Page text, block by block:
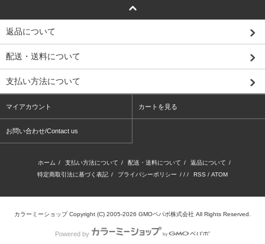
返品について
配送・送料について
支払い方法について
マイアカウント カートを見る
お問い合わせ/Contact us
ホーム / 支払い方法について / 配送・送料について / 返品について /
特定商取引法に基づく表記 / プライバシーポリシー / / / RSS / ATOM
カラーミーショップ Copyright (C) 2005-2026 GMOペパボ株式会社 All Rights Reserved.
Powered by